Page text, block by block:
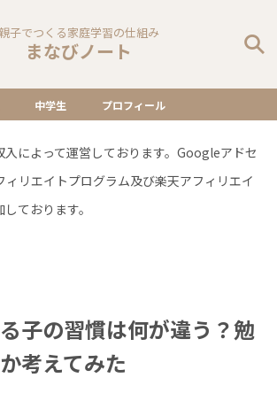
子でつくる家庭学習の仕組み
まなびノート
中学生 プロフィール
によって運営しております。Googleアドセ
リエイトプログラム及び楽天アフィリエイ
ております。
子の習慣は何が違う？勉
考えてみた